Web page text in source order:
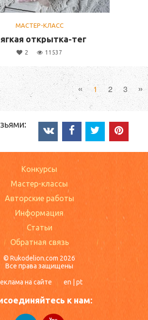
МАСТЕР-КЛАСС
открытка-тег
2 11537
« 1 2 3 »
Конкурсы
Мастер-классы
Авторские работы
Информация
Статьи
Обратная связь
© Rukodelion.com 2026
Все права защищены
на сайте en pt
к нам: